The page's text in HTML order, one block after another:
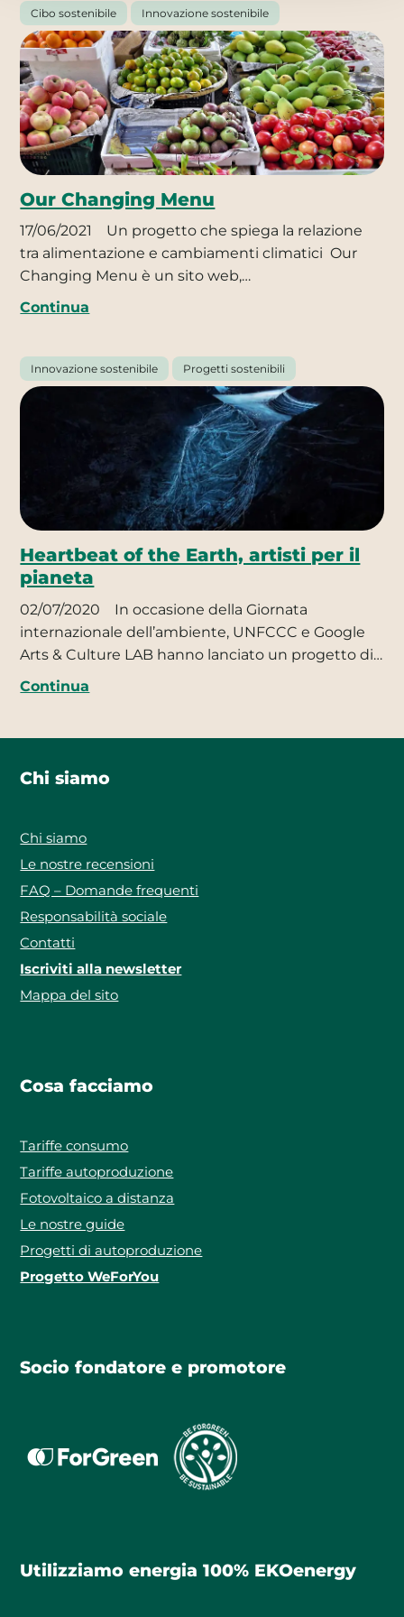
Cibo sostenibile Innovazione sostenibile
Our Changing Menu
17/06/2021
Un progetto che spiega la relazione
tra alimentazione e cambiamenti climatici Our
Changing Menu è un sito web,…
Continua
Innovazione sostenibile Progetti sostenibili
Heartbeat of the Earth, artisti per il
pianeta
02/07/2020
In occasione della Giornata
internazionale dell’ambiente, UNFCCC e Google
Arts & Culture LAB hanno lanciato un progetto di…
Continua
Chi siamo
Chi siamo
Le nostre recensioni
FAQ – Domande frequenti
Responsabilità sociale
Contatti
Iscriviti alla newsletter
Mappa del sito
Cosa facciamo
Tariffe consumo
Tariffe autoproduzione
Fotovoltaico a distanza
Le nostre guide
Progetti di autoproduzione
Progetto WeForYou
Socio fondatore e promotore
Utilizziamo energia 100% EKOenergy